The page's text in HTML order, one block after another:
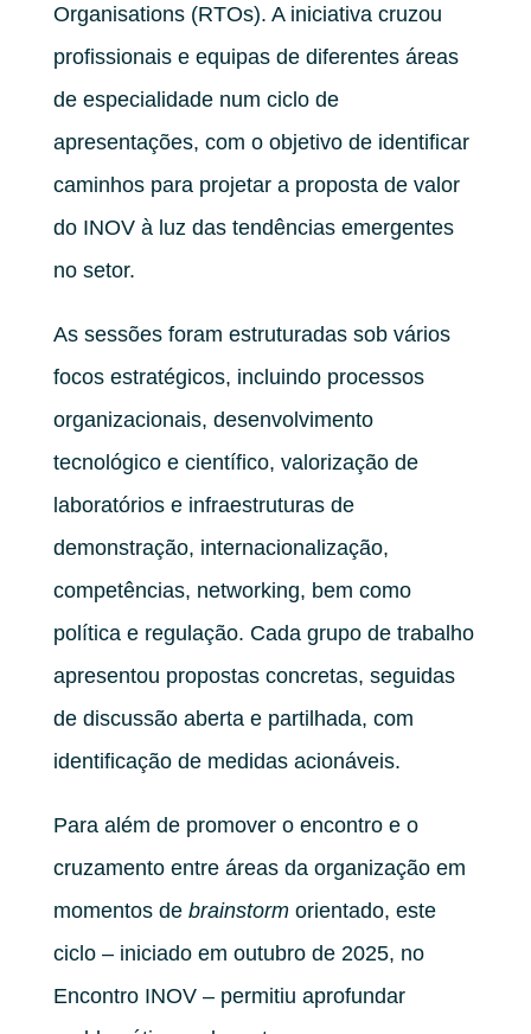
Organisations (RTOs). A iniciativa cruzou
profissionais e equipas de diferentes áreas
de especialidade num ciclo de
apresentações, com o objetivo de identificar
caminhos para projetar a proposta de valor
do INOV à luz das tendências emergentes
no setor.
As sessões foram estruturadas sob vários
focos estratégicos, incluindo processos
organizacionais, desenvolvimento
tecnológico e científico, valorização de
laboratórios e infraestruturas de
demonstração, internacionalização,
competências, networking, bem como
política e regulação. Cada grupo de trabalho
apresentou propostas concretas, seguidas
de discussão aberta e partilhada, com
identificação de medidas acionáveis.
Para além de promover o encontro e o
cruzamento entre áreas da organização em
momentos de brainstormorientado, este
ciclo – iniciado em outubro de 2025, no
Encontro INOV – permitiu aprofundar